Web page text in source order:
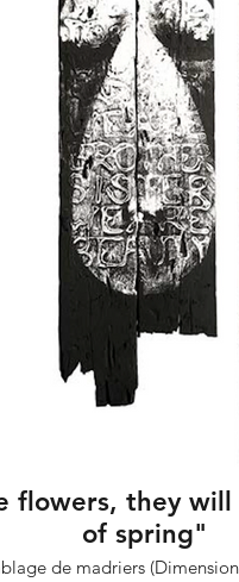
flowers, they
of spring"
de madriers